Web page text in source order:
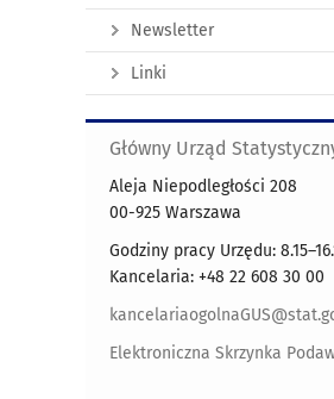
Newsletter
Linki
Główny Urząd
Aleja Niepodległości 208
00-925 Warszawa
Godziny pracy Urzędu:
Kancelaria: +48 22 608 30 00
Elektroniczna Skrzynka